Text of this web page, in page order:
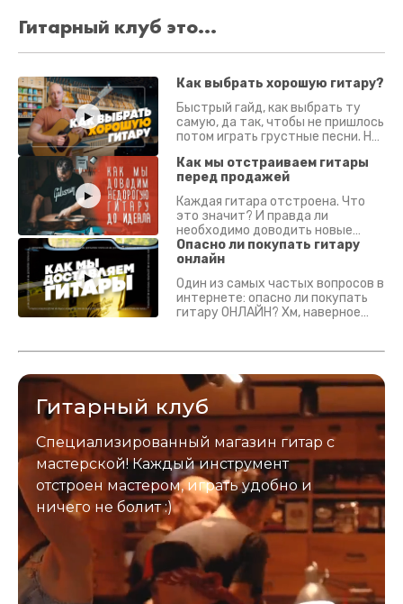
Гитарный клуб это...
Как выбрать хорошую гитару?
Быстрый гайд, как выбрать ту
самую, да так, чтобы не пришлось
потом играть грустные песни. На
Как мы отстраиваем гитары
перед продажей
Каждая гитара отстроена. Что
это значит? И правда ли
необходимо доводить новые
гитары? Если кратко - да.
Подробно - в видео :)
Опасно ли покупать гитару
онлайн
Один из самых частых вопросов в
интернете: опасно ли покупать
гитару ОНЛАЙН? Хм, наверное
застрахован. Случись что -
Гитарный клуб
Специализированный магазин гитар с
мастерской! Каждый инструмент
отстроен мастером, играть удобно и
ничего не болит :)